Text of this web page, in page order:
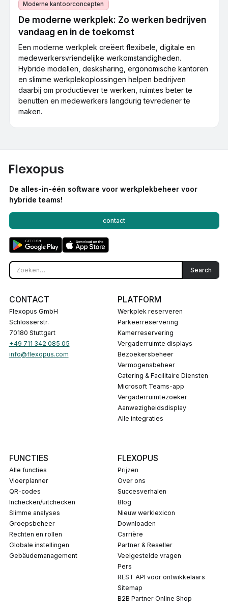
Moderne kantoorconcepten
De moderne werkplek: Zo werken bedrijven
vandaag en in de toekomst
Een moderne werkplek creëert flexibele, digitale en
medewerkersvriendelijke werkomstandigheden.
Hybride modellen, desksharing, ergonomische kantoren
en slimme werkplekoplossingen helpen bedrijven
daarbij om productiever te werken, ruimtes beter te
benutten en medewerkers langdurig tevredener te
maken.
De alles-in-één software voor werkplekbeheer voor
hybride teams!
contact
CONTACT
Flexopus GmbH
Schlosserstr.
70180 Stuttgart
+49 711 342 085 05
info@flexopus.com
PLATFORM
Werkplek reserveren
Parkeerreservering
Kamerreservering
Vergaderruimte displays
Bezoekersbeheer
Vermogensbeheer
Catering & Facilitaire Diensten
Microsoft Teams-app
Vergaderruimtezoeker
Aanwezigheidsdisplay
Alle integraties
FUNCTIES
Alle functies
Vloerplanner
QR-codes
Inchecken/uitchecken
Slimme analyses
Groepsbeheer
Rechten en rollen
Globale instellingen
Gebäudemanagement
FLEXOPUS
Prijzen
Over ons
Succesverhalen
Blog
Nieuw werklexicon
Downloaden
carrière
Partner & Reseller
Veelgestelde vragen
pers
REST API voor ontwikkelaars
Sitemap
B2B Partner Online Shop